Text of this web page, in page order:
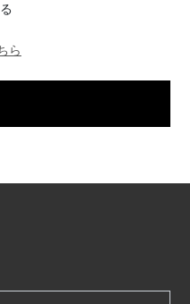
ら